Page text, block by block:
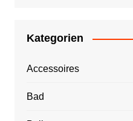
Kategorien
Accessoires
Bad